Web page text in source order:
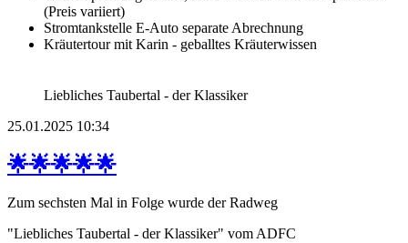
(Preis variiert)
Stromtankstelle E-Auto separate Abrechnung
Kräutertour mit Karin - geballtes Kräuterwissen
Liebliches Taubertal - der Klassiker
25.01.2025 10:34
🌟🌟🌟🌟🌟
Zum sechsten Mal in Folge wurde der Radweg
"Liebliches Taubertal - der Klassiker" vom ADFC